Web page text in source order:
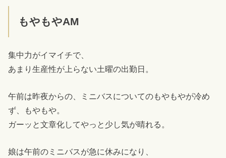
もやもやAM
集中力がイマイチで、
あまり生産性が上らない土曜の出勤日。
午前は昨夜からの、ミニバスについてのもやもやが冷め
ず、もやもや。
ガーッと文章化してやっと少し気が晴れる。
娘は午前のミニバスが急に休みになり、